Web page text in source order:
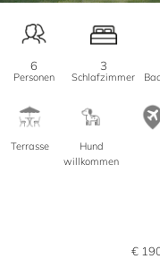
6
Personen
3
Schlafzimmer
Terrasse
Hund
willkommen
€